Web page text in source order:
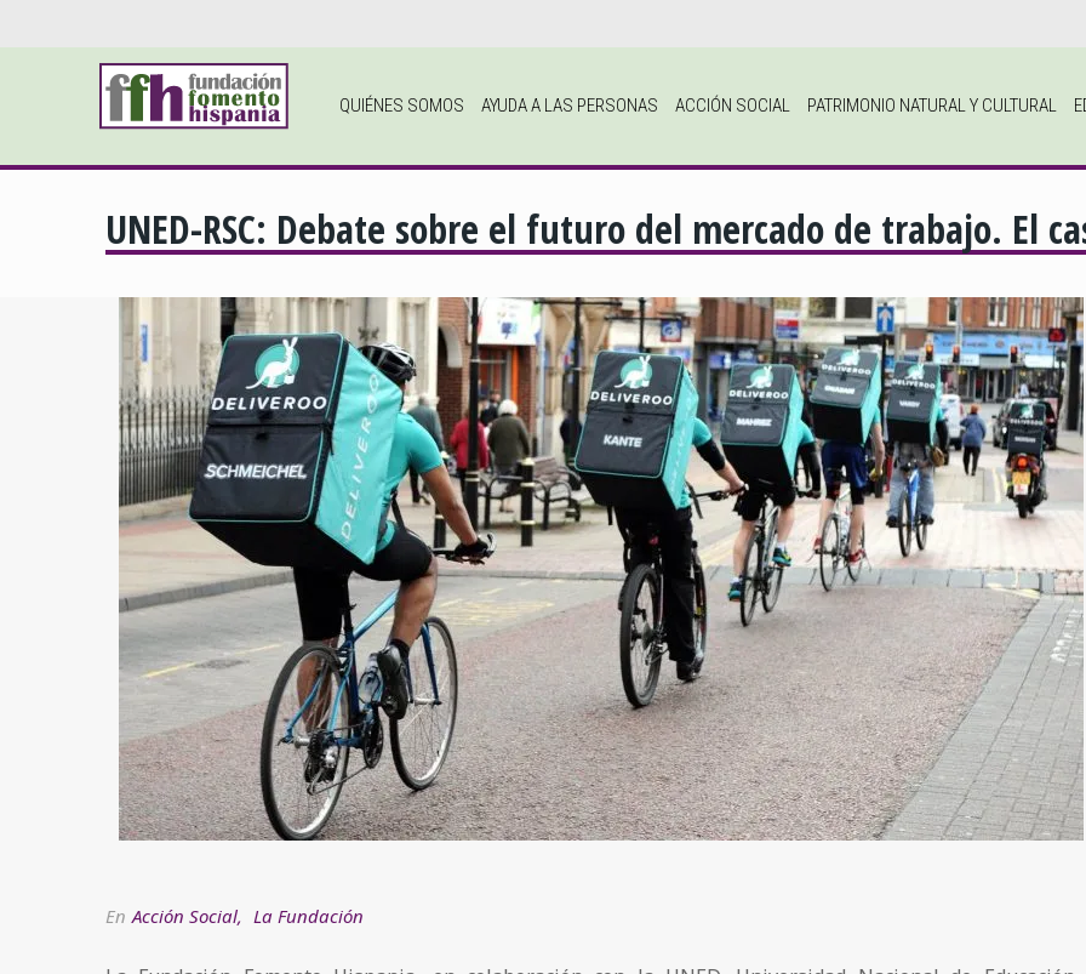
QUIÉNES SOMOS AYUDA A LAS PERSONAS ACCIÓN SOCIAL PATRIMONIO NATURAL Y CULTURAL
UNED-RSC: Debate sobre el futuro del mercado de trabajo. El
En Acción Social, La Fundación